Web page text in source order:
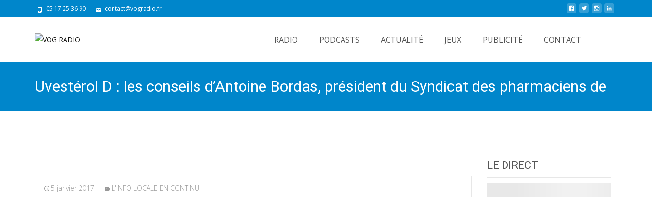
05 17 25 36 90 contact@vogradio.fr
RADIO PODCASTS ACTUALITÉ JEUX PUBLICITÉ CONTACT
Uvestérol D : les conseils d’Antoine Bordas, président du Syndicat des pharmaciens de
5 janvier 2017 L'INFO LOCALE EN CONTINU
LE DIRECT